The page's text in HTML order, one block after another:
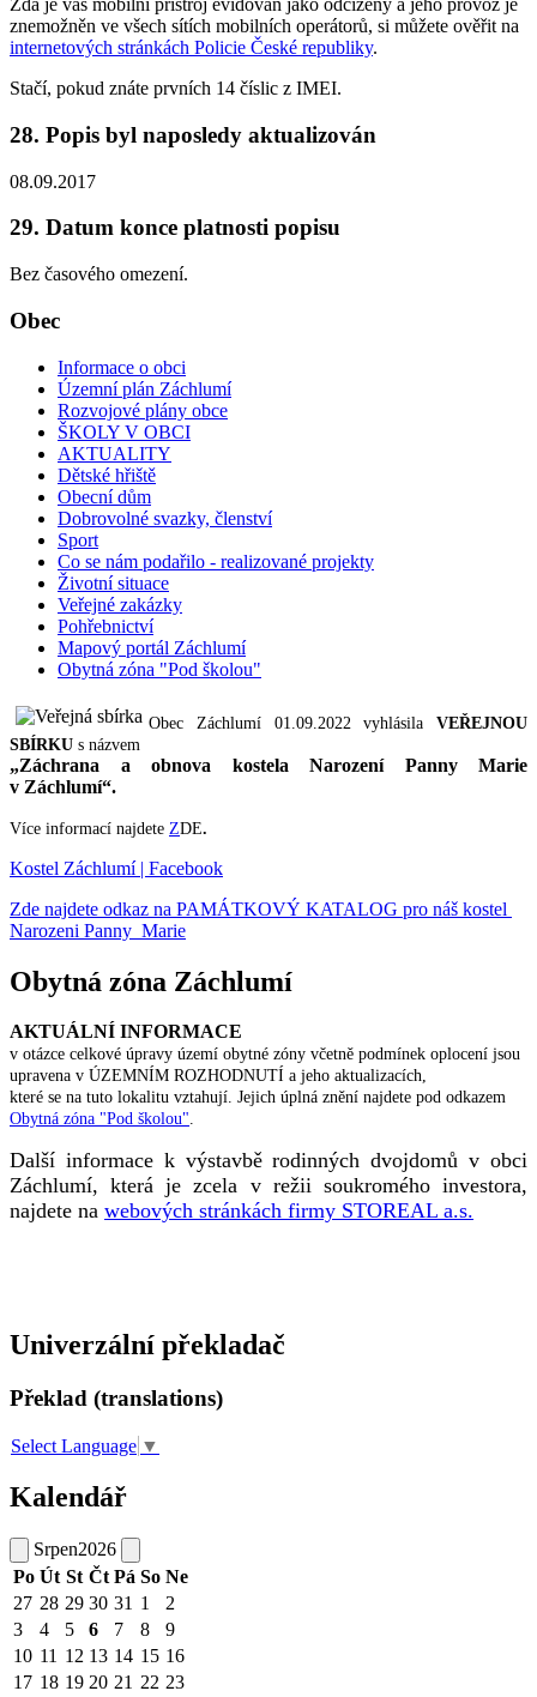
Zda je váš mobilní přístroj evidován jako odcizený a jeho provoz je
znemožněn ve všech sítích mobilních operátorů, si můžete ověřit na
internetových stránkách Policie České republiky.
Stačí, pokud znáte prvních 14 číslic z IMEI.
28. Popis byl naposledy aktualizován
08.09.2017
29. Datum konce platnosti popisu
Bez časového omezení.
Obec
Informace o obci
Územní plán Záchlumí
Rozvojové plány obce
ŠKOLY V OBCI
AKTUALITY
Dětské hřiště
Obecní dům
Dobrovolné svazky, členství
Sport
Co se nám podařilo - realizované projekty
Životní situace
Veřejné zakázky
Pohřebnictví
Mapový portál Záchlumí
Obytná zóna "Pod školou"
Obec Záchlumí 01.09.2022 vyhlásila VEŘEJNOU
SBÍRKU s názvem
„Záchrana a obnova kostela Narození Panny Marie
v Záchlumí“.
Více informací najdete ZDE.
Kostel Záchlumí | Facebook
Zde najdete odkaz na PAMÁTKOVÝ KATALOG pro náš kostel
Narozeni Panny Marie
Obytná zóna Záchlumí
AKTUÁLNÍ INFORMACE
v otázce celkové úpravy území obytné zóny včetně podmínek oplocení jsou
upravena v ÚZEMNÍM ROZHODNUTÍ a jeho aktualizacích,
které se na tuto lokalitu vztahují. Jejich úplná znění najdete pod odkazem
Obytná zóna "Pod školou".
Další informace k výstavbě rodinných dvojdomů v obci
Záchlumí, která je zcela v režii soukromého investora,
najdete na webových stránkách firmy STOREAL a.s.
Univerzální překladač
Překlad (translations)
Select Language ▼
Kalendář
Srpen2026
Po Út St Čt Pá So Ne
27 28 29 30 31 1
2
3
4 5 6 7 8
9
10 11 12 13 14 15 16
17 18 19 20 21 22 23